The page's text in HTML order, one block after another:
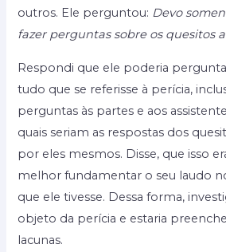
outros. Ele perguntou: Devo
fazer perguntas sobre os quesitos
Respondi que ele poderia
tudo que se referisse à perícia,
perguntas às partes e aos
quais seriam as respostas dos
por eles mesmos. Disse, que isso
melhor fundamentar o seu laudo
que ele tivesse. Dessa forma,
objeto da perícia e estaria
lacunas.